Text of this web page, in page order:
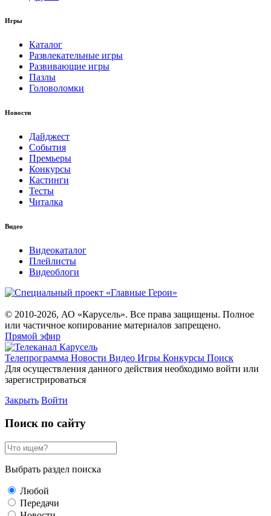
Игры
Каталог
Развлекательные игры
Развивающие игры
Пазлы
Головоломки
Новости
Дайджест
События
Премьеры
Конкурсы
Кастинги
Тесты
Читалка
Видео
Видеокаталог
Плейлисты
Видеоблоги
© 2010-2026, АО «Карусель». Все права защищены. Полное
или частичное копирование материалов запрещено.
Прямой эфир
Телепрограмма Новости Видео Игры Конкурсы Поиск
Для осуществления данного действия необходимо войти или
зарегистрироваться
Закрыть Войти
Поиск по сайту
Выбрать раздел поиска
Любой
Передачи